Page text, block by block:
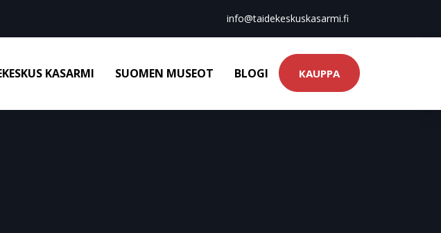
info@taidekeskuskasarmi.fi
KASARMI SUOMEN MUSEOT BLOGI KAUPPA